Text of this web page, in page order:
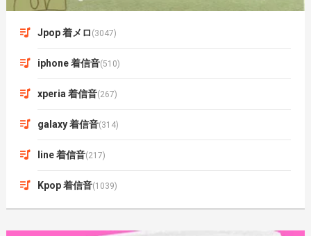
Jpop 着メロ (3047)
iphone 着信音(510)
xperia 着信音(267)
galaxy 着信音(314)
line 着信音(217)
Kpop 着信音(1039)